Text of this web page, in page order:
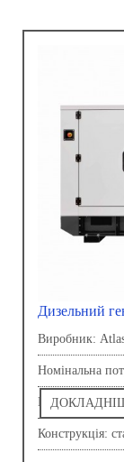
Дизельний
Виробник:
Номінальна
Напруга, В:
Конструкція: